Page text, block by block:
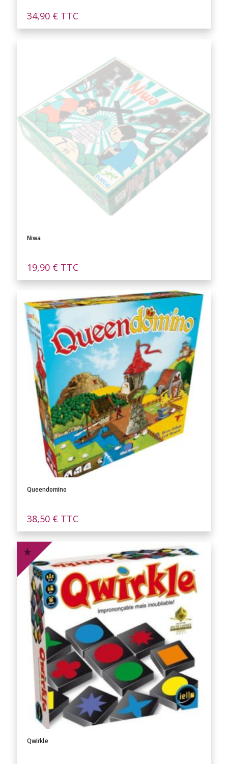
34,90 € TTC
Niwa
19,90 € TTC
Queendomino
38,50 € TTC
Qwirkle